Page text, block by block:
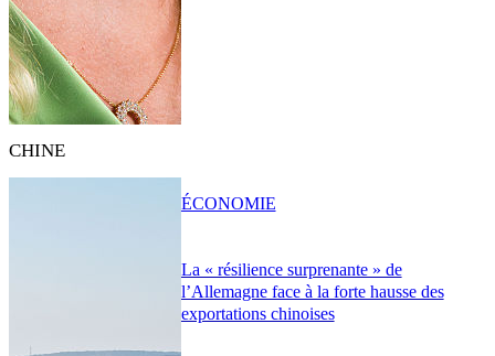
CHINE
La « résilience surprenante » de
l’Allemagne face à la forte hausse des
exportations chinoises
ÉCONOMIE